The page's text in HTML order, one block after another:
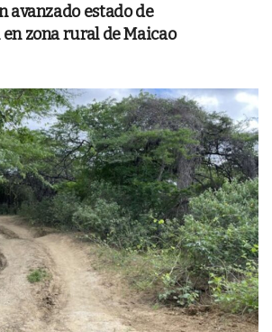
avanzado estado de
zona rural de Maicao